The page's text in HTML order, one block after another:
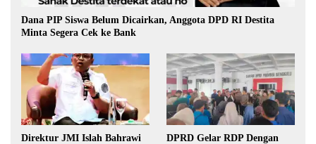
Dana PIP Siswa Belum Dicairkan, Anggota DPD RI Destita
Minta Segera Cek ke Bank
Direktur JMI Islah Bahrawi
DPRD Gelar RDP Dengan